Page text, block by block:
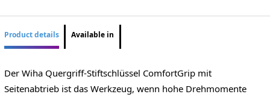
Product details Available in
Der Wiha Quergriff-Stiftschlüssel ComfortGrip mit
Seitenabtrieb ist das Werkzeug, wenn hohe Drehmomente